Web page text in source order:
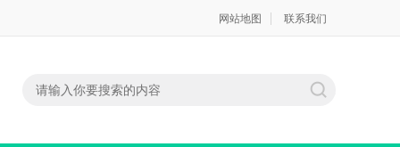
网站地图 联系我们